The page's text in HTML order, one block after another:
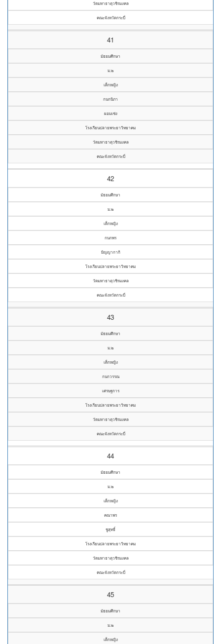
วัดมหาธาตุวชิรมงคล
คณะจังหวัดกระบี่
41
มัธยมศึกษา
ม.๒
เด็กหญิง
กนกนิภา
ผอมเซ่ง
โรงเรียนปลายพระยาวิทยาคม
วัดมหาธาตุวชิรมงคล
คณะจังหวัดกระบี่
42
มัธยมศึกษา
ม.๒
เด็กหญิง
กนกพร
มิญญากากิ
โรงเรียนปลายพระยาวิทยาคม
วัดมหาธาตุวชิรมงคล
คณะจังหวัดกระบี่
43
มัธยมศึกษา
ม.๒
เด็กหญิง
กนกวรรณ
เศรษฐการ
โรงเรียนปลายพระยาวิทยาคม
วัดมหาธาตุวชิรมงคล
คณะจังหวัดกระบี่
44
มัธยมศึกษา
ม.๒
เด็กหญิง
คณาพร
ชูสุทธิ์
โรงเรียนปลายพระยาวิทยาคม
วัดมหาธาตุวชิรมงคล
คณะจังหวัดกระบี่
45
มัธยมศึกษา
ม.๒
เด็กหญิง